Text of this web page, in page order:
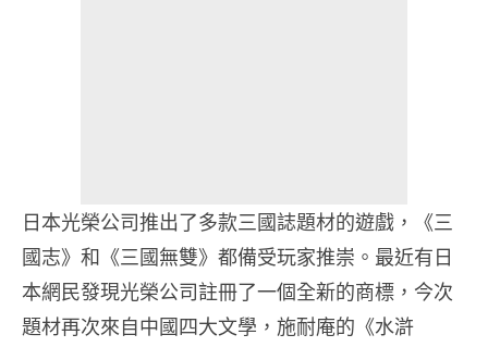
日本光榮公司推出了多款三國誌題材的遊戲，《三
國志》和《三國無雙》都備受玩家推崇。最近有日
本網民發現光榮公司註冊了一個全新的商標，今次
題材再次來自中國四大文學，施耐庵的《水滸